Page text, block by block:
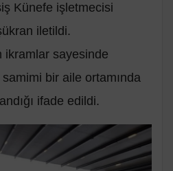
Künefe işletmecisi
iletildi.
ikramlar sayesinde
bir aile ortamında
ifade edildi.